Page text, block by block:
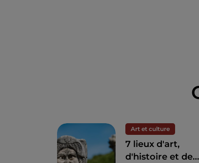
Art et culture
7 lieux d'art,
d'histoire et de